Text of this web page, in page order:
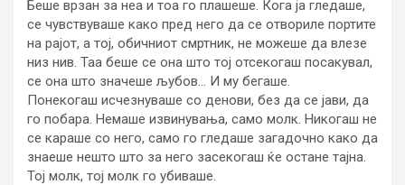
Беше врзан за неа и тоа го плашеше. Кога ја гледаше,
се чувствуваше како пред него да се отвориле портите
на рајот, а тој, обичниот смртник, не можеше да влезе
низ нив. Таа беше се она што тој отсекогаш посакувал,
се она што значеше љубов… И му бегаше.
Понекогаш исчезнуваше со денови, без да се јави, да
го побара. Немаше извинувања, само молк. Никогаш не
се караше со него, само го гледаше загадочно како да
знаеше нешто што за него засекогаш ќе остане тајна.
Тој молк, тој молк го убиваше.